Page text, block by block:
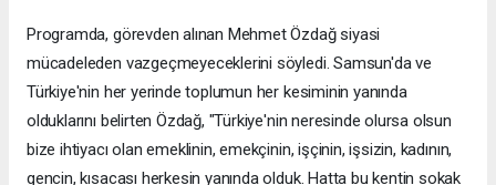
Programda, görevden alınan Mehmet Özdağ siyasi
mücadeleden vazgeçmeyeceklerini söyledi. Samsun'da ve
Türkiye'nin her yerinde toplumun her kesiminin yanında
olduklarını belirten Özdağ, "Türkiye'nin neresinde olursa olsun
bize ihtiyacı olan emeklinin, emekçinin, işçinin, işsizin, kadının,
gencin, kısacası herkesin yanında olduk. Hatta bu kentin sokak